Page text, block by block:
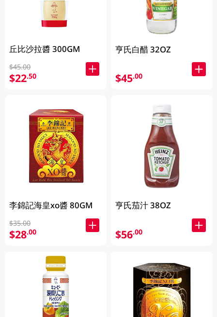
丘比沙拉醬 300GM
$45.00
$22.50
李錦記海皇xo醬 80GM
$35.00
$28.00
亨氏白醋 32OZ
$45.00
亨氏茄汁 38OZ
$56.00